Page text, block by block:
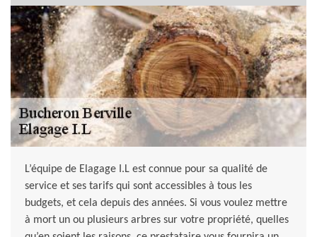
L’équipe de Elagage I.L est connue pour sa qualité de
service et ses tarifs qui sont accessibles à tous les
budgets, et cela depuis des années. Si vous voulez mettre
à mort un ou plusieurs arbres sur votre propriété, quelles